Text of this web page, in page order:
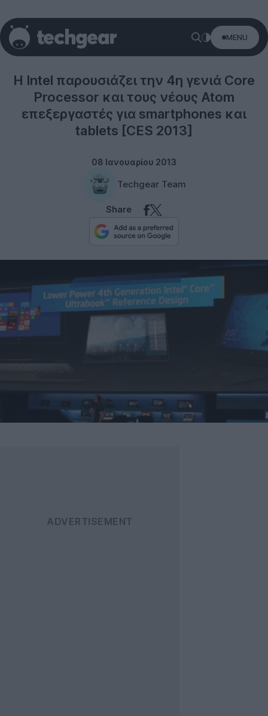
MENU
Η Intel παρουσιάζει την 4η γενιά Core
Processor και τους νέους Atom
επεξεργαστές για smartphones και
tablets [CES 2013]
08 Ιανουαρίου 2013
Techgear Team
Share